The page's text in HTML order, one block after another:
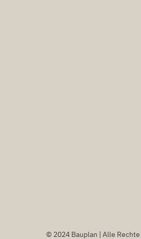
© 2024 Bauplan | Alle